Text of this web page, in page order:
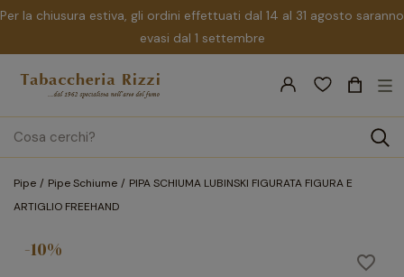
Per la chiusura estiva, gli ordini effettuati dal 14 al 31 agosto saranno
evasi dal 1 settembre
search
☰
Pipe Pipe Schiume
PIPA SCHIUMA LUBINSKI FIGURATA FIGURA E
ARTIGLIO FREEHAND
favorite_border
-10%